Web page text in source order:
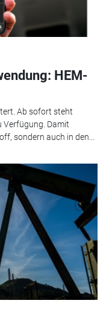
HEM-
Ab sofort steht
Verfügung. Damit
sondern auch in den...